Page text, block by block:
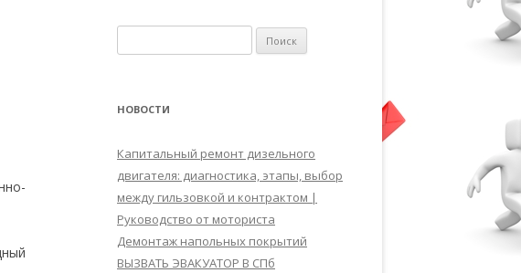
НОВОСТИ
Капитальный ремонт дизельного
двигателя: диагностика, этапы, выбор
между гильзовкой и контрактом |
Руководство от моториста
Демонтаж напольных покрытий
ВЫЗВАТЬ ЭВАКУАТОР В СПб